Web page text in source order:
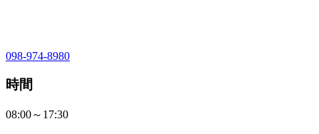
098-974-8980
時間
08:00～17:30